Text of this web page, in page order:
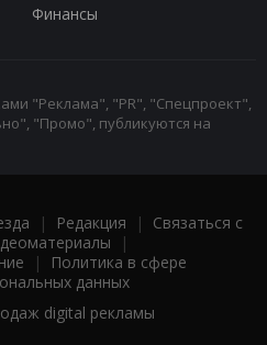
Финансы
"Реклама", "PR", "Спецпроект",
"Промо", публикуются на
| Редакция | Связаться с
|
|
Политика в сфере
данных
digital рекламы